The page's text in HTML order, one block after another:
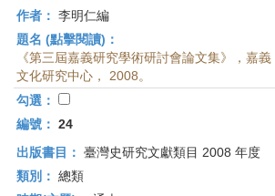
作者： 李明仁編
題名 (點擊閱讀)：
《第三屆嘉義研究學術研討會論文集》，嘉
文化研究中心， 2008。
勾選：
編號： 24
出版書目： 臺灣史研究文獻類目 2008 年度
類別： 總類